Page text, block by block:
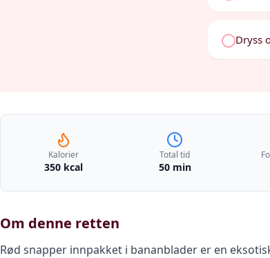
Dryss
Kalorier
350 kcal
Total tid
50 min
Om denne retten
Rød snapper innpakket i bananblader er en